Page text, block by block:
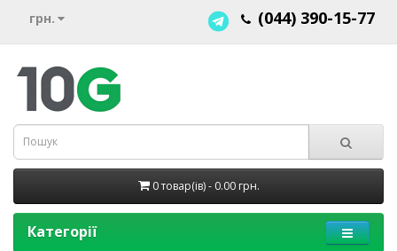
грн. (044) 390-15-77
0 товар(ів) - 0.00 грн.
Категорії